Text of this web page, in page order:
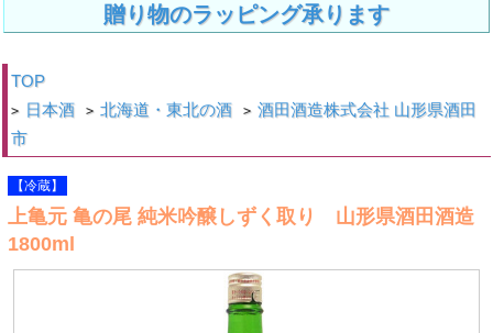
贈り物のラッピング承ります
TOP
> 日本酒 > 北海道・東北の酒 > 酒田酒造株式会社 山形県酒田
市
【冷蔵】
上亀元 亀の尾 純米吟醸しずく取り 山形県酒田酒造
1800ml